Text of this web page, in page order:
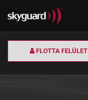
FLOTTA FELÜLET